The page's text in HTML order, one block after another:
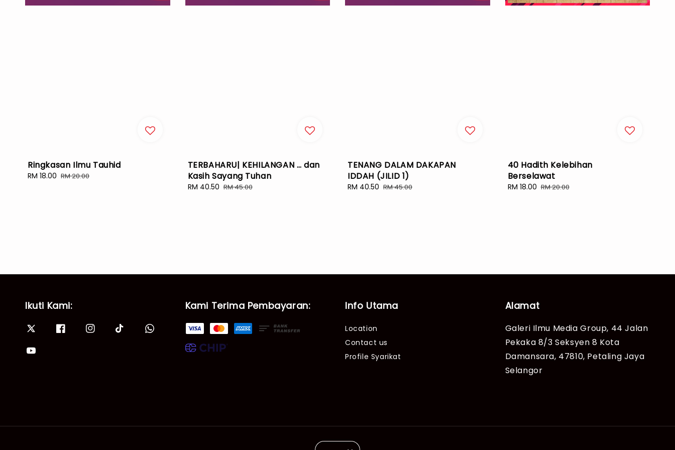
Ringkasan Ilmu Tauhid
Sale
RM 18.00 Regular
RM 20.00
TERBAHARU| KEHILANGAN … dan
Kasih Sayang Tuhan
Sale
RM 40.50 Regular
RM 45.00
TENANG DALAM DAKAPAN
IDDAH (JILID 1)
Sale
RM 40.50 Regular
RM 45.00
40 Hadith Kelebihan
Berselawat
Sale
RM 18.00 Regular
RM 20.00
Ikuti Kami: Kami Terima Pembayaran: Info Utama
Location
Contact us
Profile Syarikat
Alamat
Galeri Ilmu Media Group, 44 Jalan
Pekaka 8/3 Seksyen 8 Kota
Damansara, 47810, Petaling Jaya
Selangor